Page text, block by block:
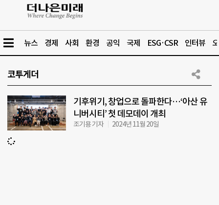
뉴스 경제 사회 환경 공익 국제 ESG·CSR 인터뷰
코투게더
기후위기, 창업으로 돌파한다…‘아산 유
니버시티’ 첫 데모데이 개최
조기용 기자 2024년 11월 20일